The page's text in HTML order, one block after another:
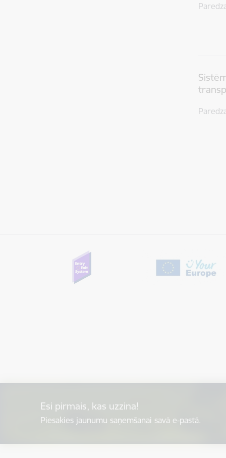
Esi pirmais, kas uzzina!
Piesakies jaunumu saņemšanai savā e-pastā.